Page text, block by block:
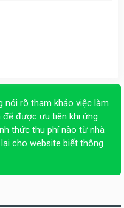
nói rõ tham khảo việc làm
để được ưu tiên khi ứng
thức thu phí nào từ nhà
cho website biết thông